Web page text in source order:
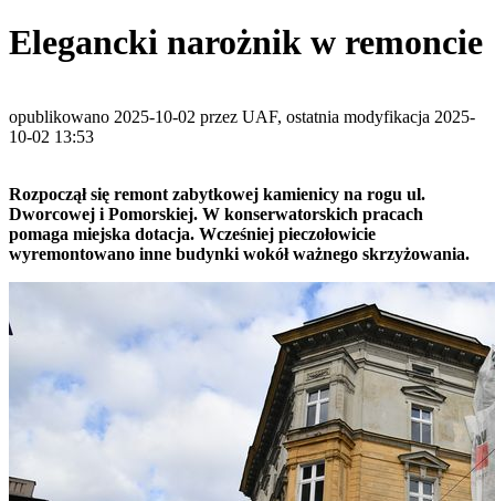
Elegancki narożnik w remoncie
opublikowano 2025-10-02 przez UAF, ostatnia modyfikacja 2025-
10-02 13:53
Rozpoczął się remont zabytkowej kamienicy na rogu ul.
Dworcowej i Pomorskiej. W konserwatorskich pracach
pomaga miejska dotacja. Wcześniej pieczołowicie
wyremontowano inne budynki wokół ważnego skrzyżowania.